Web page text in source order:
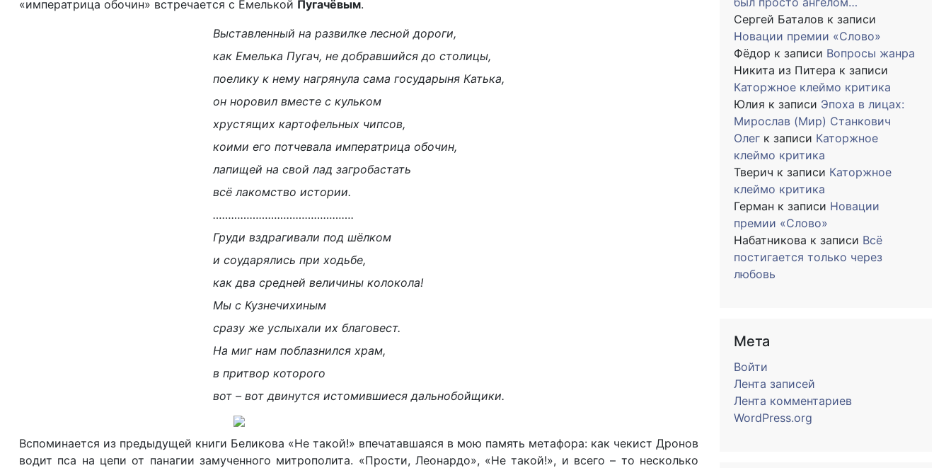
«императрица обочин» встречается с Емелькой Пугачёвым.
Выставленный на развилке лесной дороги,
как Емелька Пугач, не добравшийся до столицы,
поелику к нему нагрянула сама государыня Катька,
он норовил вместе с кульком
хрустящих картофельных чипсов,
коими его потчевала императрица обочин,
лапищей на свой лад загробастать
всё лакомство истории.
……………………………………….
Груди вздрагивали под шёлком
и соударялись при ходьбе,
как два средней величины колокола!
Мы с Кузнечихиным
сразу же услыхали их благовест.
На миг нам поблазнился храм,
в притвор которого
вот – вот двинутся истомившиеся дальнобойщики.
Вспоминается из предыдущей книги Беликова «Не такой!» впечатавшаяся в мою память метафора: как чекист Дронов
водит пса на цепи от панагии замученного митрополита. «Прости, Леонардо», «Не такой!», и всего – то несколько
Сергей Баталов к записи
Новации премии «Слово»
Фёдор к записи Вопросы жанра
Никита из Питера к записи
Каторжное клеймо критика
Юлия к записи Эпоха в лицах:
Мирослав (Мир) Станкович
Олег к записи Каторжное
клеймо критика
Тверич к записи Каторжное
клеймо критика
Герман к записи Новации
премии «Слово»
Набатникова к записи Всё
постигается только через
любовь
Мета
Войти
Лента записей
Лента комментариев
WordPress.org